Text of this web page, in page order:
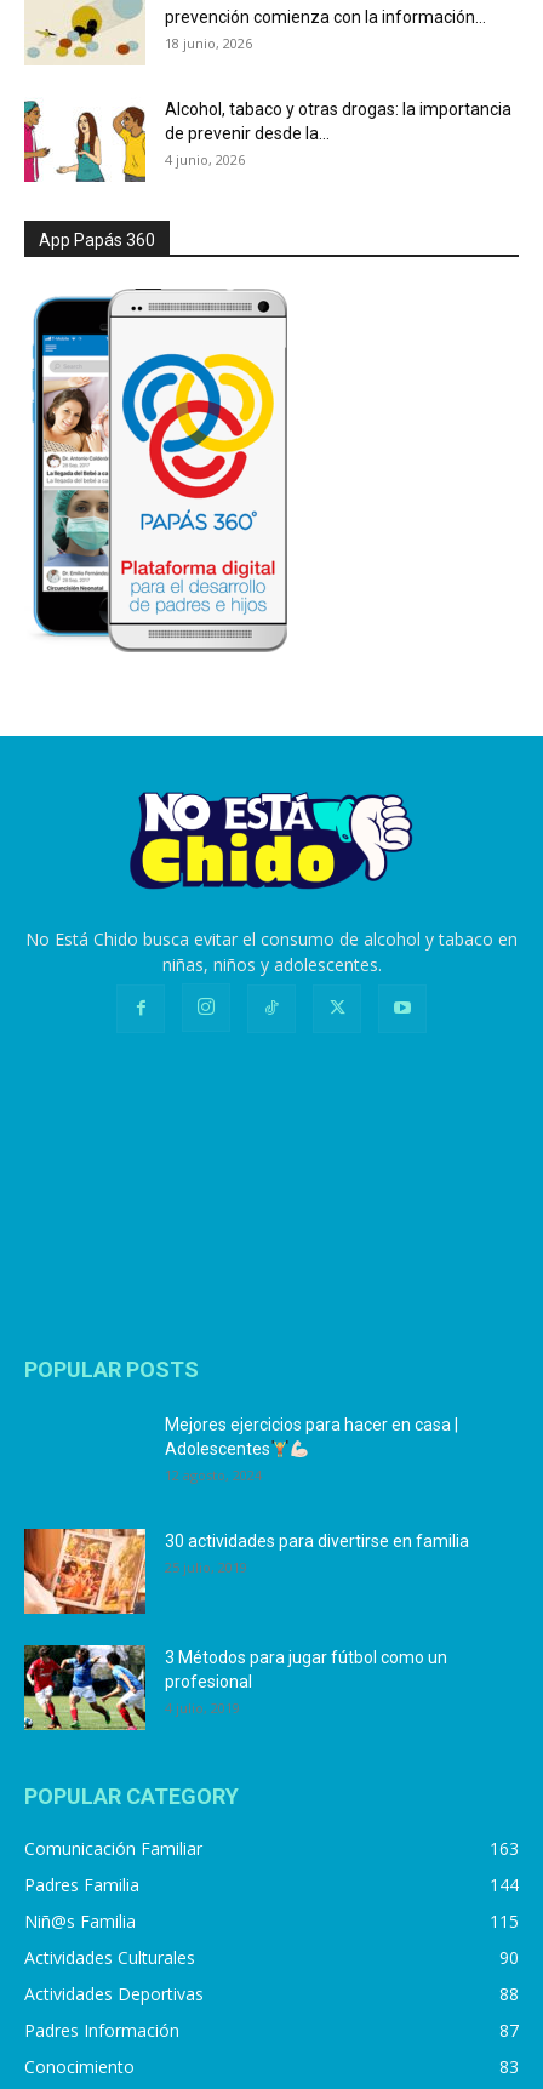
prevención comienza con la información...
18 junio, 2026
Alcohol, tabaco y otras drogas: la importancia
de prevenir desde la...
4 junio, 2026
App Papás 360
No Está Chido busca evitar el consumo de alcohol y tabaco en
niñas, niños y adolescentes.
POPULAR POSTS
Mejores ejercicios para hacer en casa |
Adolescentes
12 agosto, 2024
30 actividades para divertirse en familia
25 julio, 2019
3 Métodos para jugar fútbol como un
profesional
4 julio, 2019
POPULAR CATEGORY
Comunicación Familiar
163
Padres Familia
144
Niñ@s Familia
115
Actividades Culturales
90
Actividades Deportivas
88
Padres Información
87
Conocimiento
83